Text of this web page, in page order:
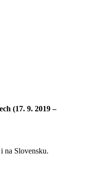
(17. 9. 2019 –
na Slovensku.